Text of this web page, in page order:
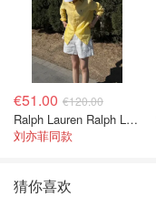
€51.00 €120.00
Ralph Lauren Ralph Lauren 男童亚麻衬衫
刘亦菲同款
猜你喜欢